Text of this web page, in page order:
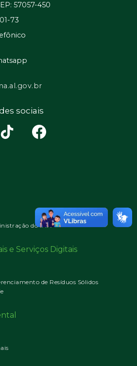
57057-450
73
sociais
do IMA
e Serviços Digitais
de Resíduos Sólidos